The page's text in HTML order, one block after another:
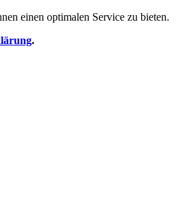
einen optimalen Service zu bieten.
.